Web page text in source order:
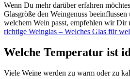
Wenn Du mehr darüber erfahren
Glasgröße den Weingenuss
welchem Wein passt, empfehlen wir Dir
richtige Weinglas – Welches Glas für
Welche Temperatur ist
Viele Weine werden zu warm oder zu